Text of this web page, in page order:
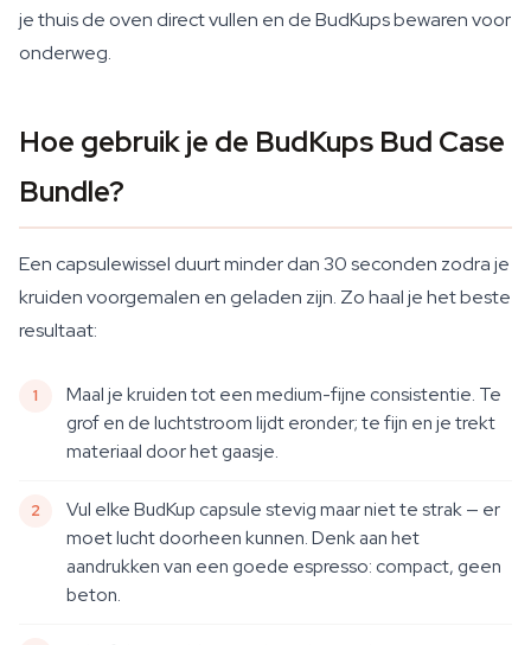
je thuis de oven direct vullen en de BudKups bewaren voor
onderweg.
Hoe gebruik je de BudKups Bud Case
Bundle?
Een capsulewissel duurt minder dan 30 seconden zodra je
kruiden voorgemalen en geladen zijn. Zo haal je het beste
resultaat:
Maal je kruiden tot een medium-fijne consistentie. Te
grof en de luchtstroom lijdt eronder; te fijn en je trekt
materiaal door het gaasje.
Vul elke BudKup capsule stevig maar niet te strak — er
moet lucht doorheen kunnen. Denk aan het
aandrukken van een goede espresso: compact, geen
beton.